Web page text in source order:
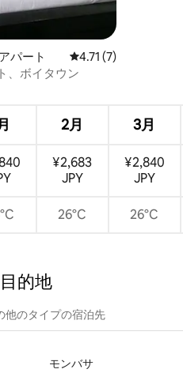
パート レビュー7件、5つ星
4.71 (7)
、ボイタウン
2月 3月
¥2,683
JPY
¥2,840
JPY
26°C 26°C
的⁠地
他のタ⁠イ⁠プ⁠の宿⁠泊⁠先
モンバサ